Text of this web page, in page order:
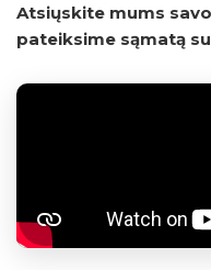
Atsiųskite mums
pateiksime sąmatą